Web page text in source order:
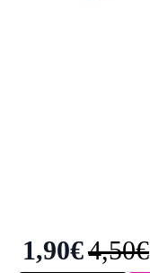
4,50€
1,90€